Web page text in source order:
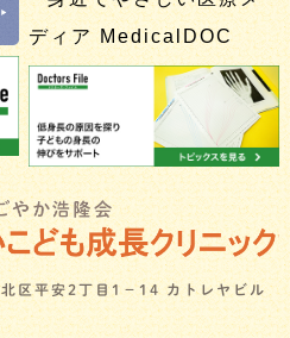
区平安2丁目1－14 カトレヤビル